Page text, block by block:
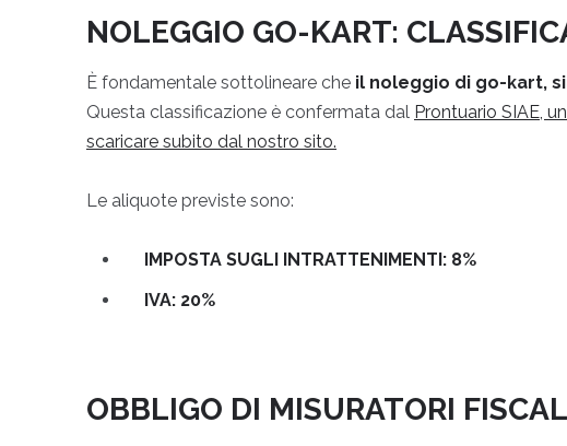
NOLEGGIO GO-KART:
È fondamentale sottolineare che il noleggio di go-kart,
Questa classificazione è confermata dal Prontuario SIAE,
scaricare subito dal nostro sito.
Le aliquote previste sono:
IMPOSTA SUGLI INTRATTENIMENTI: 8%
IVA: 20%
OBBLIGO DI MISURATORI